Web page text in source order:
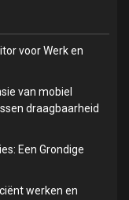
voor Werk en
van mobiel
draagbaarheid
Een Grondige
werken en